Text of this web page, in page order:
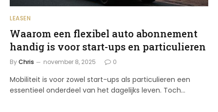
LEASEN
Waarom een flexibel auto abonnement
handig is voor start-ups en particulieren
ByChris november 8, 2025 0
Mobiliteit is voor zowel start-ups als particulieren een
essentieel onderdeel van het dagelijks leven. Toch…